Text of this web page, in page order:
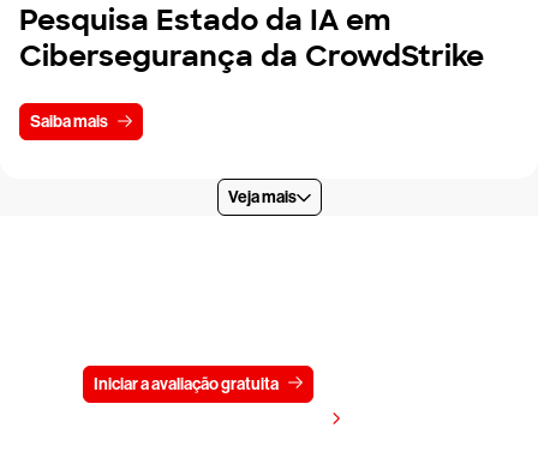
Pesquisa Estado da IA em
Cibersegurança da CrowdStrike
Saiba mais
Veja mais
Iniciar a avaliação gratuita